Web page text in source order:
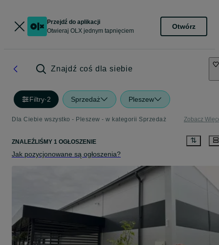
Przejdź do aplikacji
Otwieraj OLX jednym tapnięciem
Otwórz
Znajdź coś dla siebie
Filtry·2 Sprzedaż Pleszew
Dla Ciebie wszystko - Pleszew - w kategorii Sprzedaż Zobacz
ZNALEŹLIŚMY 1 OGŁOSZENIE
Jak pozycjonowane są ogłoszenia?